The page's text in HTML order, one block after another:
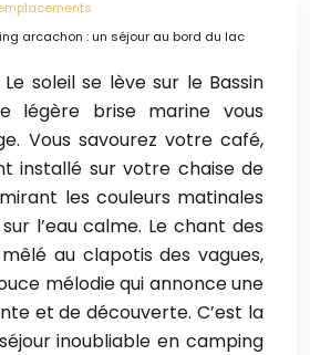
arcachon : un séjour au bord du lac
soleil se lève sur le Bassin
légère brise marine vous
Vous savourez votre café,
installé sur votre chaise de
les couleurs matinales
l’eau calme. Le chant des
au clapotis des vagues,
mélodie qui annonce une
et de découverte. C’est la
inoubliable en camping